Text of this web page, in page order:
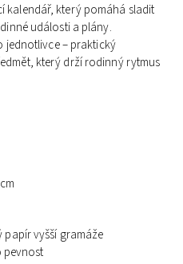
kalendář, který pomáhá sladit
události a plány.
jednotlivce – praktický
který drží rodinný rytmus
vyšší gramáže
pevnost